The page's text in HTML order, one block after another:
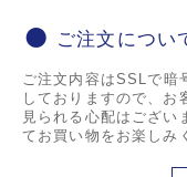
ご注文につい
ご注文内容はSSLで暗
しておりますので、お
見られる心配はござい
てお買い物をお楽しみ